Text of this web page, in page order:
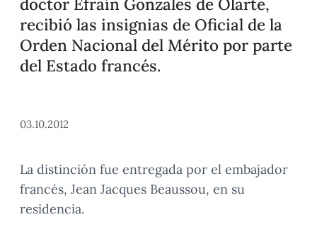
recibió las insignias de Oficial de la
Orden Nacional del Mérito por parte
del Estado francés.
03.10.2012
La distinción fue entregada por el embajador
francés, Jean Jacques Beaussou, en su
residencia.